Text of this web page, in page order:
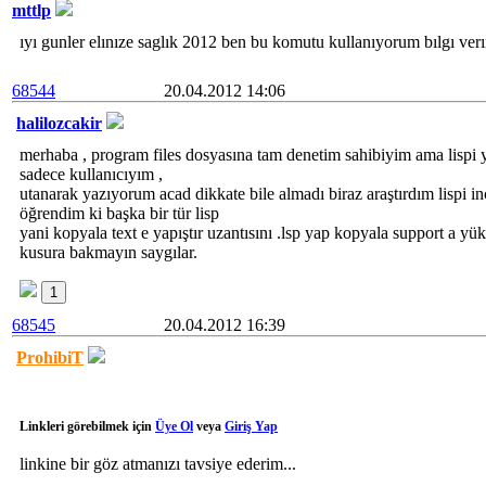
mttlp
ıyı gunler elınıze saglık 2012 ben bu komutu kullanıyorum bılgı
68544
20.04.2012 14:06
halilozcakir
merhaba , program files dosyasına tam denetim sahibiyim ama
sadece kullanıcıyım ,
utanarak yazıyorum acad dikkate bile almadı biraz araştırdım lispi
öğrendim ki başka bir tür lisp
yani kopyala text e yapıştır uzantısını .lsp yap kopyala support a
kusura bakmayın saygılar.
1
68545
20.04.2012 16:39
ProhibiT
Linkleri görebilmek için Üye Ol veya Giriş Yap
linkine bir göz atmanızı tavsiye ederim...